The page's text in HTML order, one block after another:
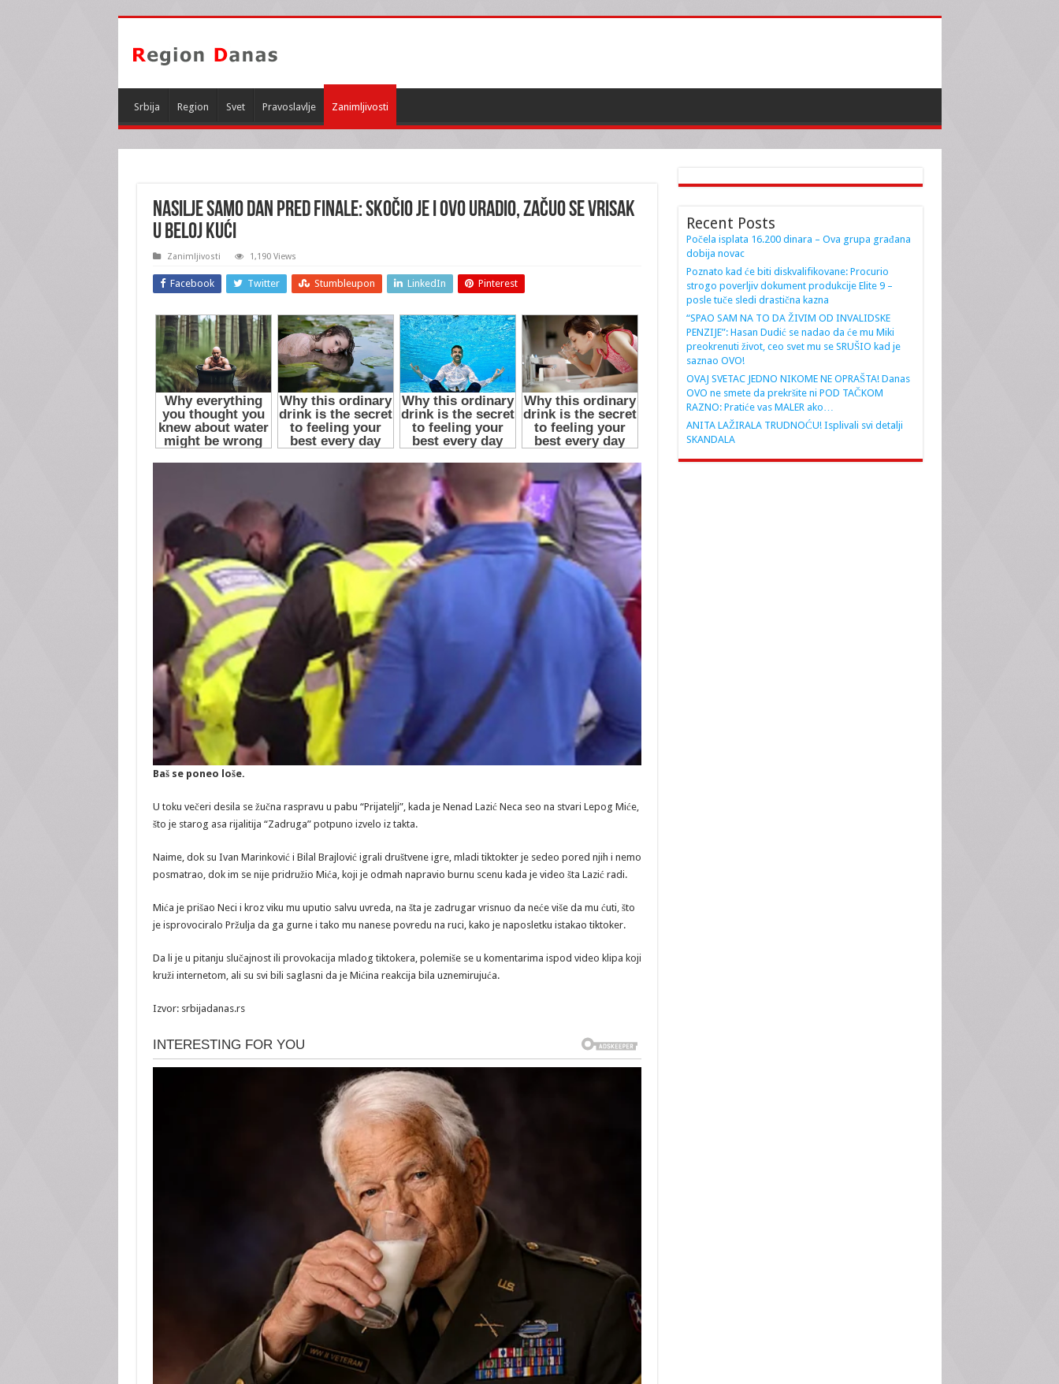
Srbija Region Svet Pravoslavlje Zanimljivosti
NASILJE SAMO DAN PRED FINALE: Skočio je i OVO uradio, začuo se VRISAK
u beloj kući
Zanimljivosti 1,190 Views
Facebook Twitter Stumbleupon LinkedIn Pinterest
Baš se poneo loše.
U toku večeri desila se žučna raspravu u pabu “Prijatelji”, kada je Nenad Lazić Neca seo na stvari Lepog Miće,
što je starog asa rijalitija “Zadruga” potpuno izvelo iz takta.
Naime, dok su Ivan Marinković i Bilal Brajlović igrali društvene igre, mladi tiktokter je sedeo pored njih i nemo
posmatrao, dok im se nije pridružio Mića, koji je odmah napravio burnu scenu kada je video šta Lazić radi.
Mića je prišao Neci i kroz viku mu uputio salvu uvreda, na šta je zadrugar vrisnuo da neće više da mu ćuti, što
je isprovociralo Pržulja da ga gurne i tako mu nanese povredu na ruci, kako je naposletku istakao tiktoker.
Da li je u pitanju slučajnost ili provokacija mladog tiktokera, polemiše se u komentarima ispod video klipa koji
kruži internetom, ali su svi bili saglasni da je Mićina reakcija bila uznemirujuća.
Izvor: srbijadanas.rs
Recent Posts
Počela isplata 16.200 dinara – Ova grupa građana
dobija novac
Poznato kad će biti diskvalifikovane: Procurio
strogo poverljiv dokument produkcije Elite 9 –
posle tuče sledi drastična kazna
“SPAO SAM NA TO DA ŽIVIM OD INVALIDSKE
PENZIJE”: Hasan Dudić se nadao da će mu Miki
preokrenuti život, ceo svet mu se SRUŠIO kad je
saznao OVO!
OVAJ SVETAC JEDNO NIKOME NE OPRAŠTA! Danas
OVO ne smete da prekršite ni POD TAČKOM
RAZNO: Pratiće vas MALER ako…
ANITA LAŽIRALA TRUDNOĆU! Isplivali svi detalji
SKANDALA